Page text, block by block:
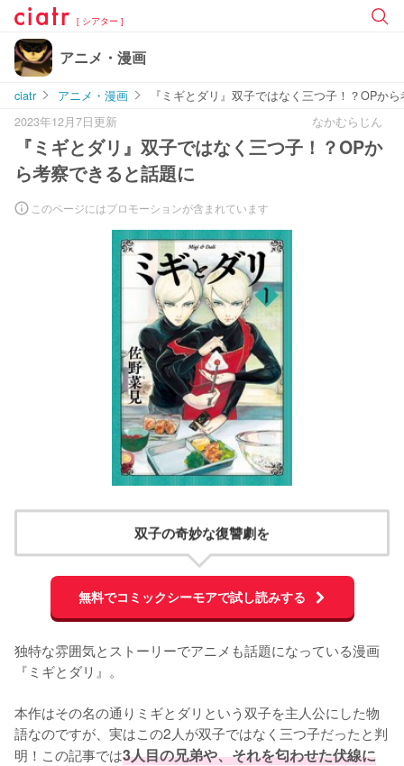
[ シアター ]
アニメ・漫画
ciatr アニメ・漫画
『ミギとダリ』双子ではなく三つ子！？OPか
2023年12月7日更新
なかむらじん
『ミギとダリ』双子ではなく三つ子！？OPか
ら考察できると話題に
このページにはプロモーションが含まれています
双子の奇妙な復讐劇を
無料でコミックシーモアで試し読みする
独特な雰囲気とストーリーでアニメも話題になっている漫画
『ミギとダリ』。
本作はその名の通りミギとダリという双子を主人公にした物
語なのですが、実はこの2人が双子ではなく三つ子だったと判
明！この記事では3人目の兄弟や、それを匂わせた伏線に